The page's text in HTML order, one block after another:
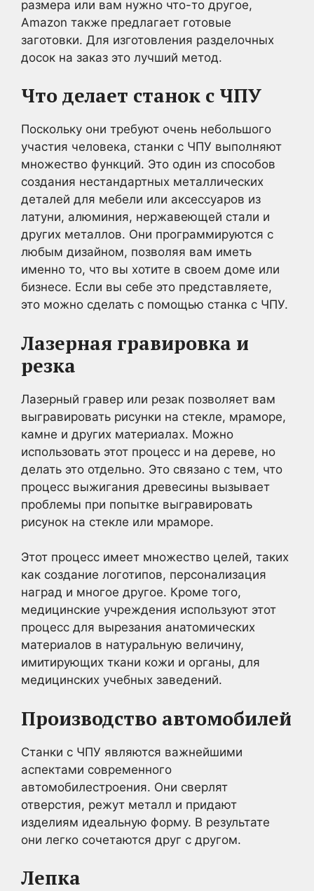
размера или вам нужно что-то другое,
Amazon также предлагает готовые
заготовки. Для изготовления разделочных
досок на заказ это лучший метод.
Что делает станок с ЧПУ
Поскольку они требуют очень небольшого
участия человека, станки с ЧПУ выполняют
множество функций. Это один из способов
создания нестандартных металлических
деталей для мебели или аксессуаров из
латуни, алюминия, нержавеющей стали и
других металлов. Они программируются с
любым дизайном, позволяя вам иметь
именно то, что вы хотите в своем доме или
бизнесе. Если вы себе это представляете,
это можно сделать с помощью станка с ЧПУ.
Лазерная гравировка и
резка
Лазерный гравер или резак позволяет вам
выгравировать рисунки на стекле, мраморе,
камне и других материалах. Можно
использовать этот процесс и на дереве, но
делать это отдельно. Это связано с тем, что
процесс выжигания древесины вызывает
проблемы при попытке выгравировать
рисунок на стекле или мраморе.
Этот процесс имеет множество целей, таких
как создание логотипов, персонализация
наград и многое другое. Кроме того,
медицинские учреждения используют этот
процесс для вырезания анатомических
материалов в натуральную величину,
имитирующих ткани кожи и органы, для
медицинских учебных заведений.
Производство автомобилей
Станки с ЧПУ являются важнейшими
аспектами современного
автомобилестроения. Они сверлят
отверстия, режут металл и придают
изделиям идеальную форму. В результате
они легко сочетаются друг с другом.
Лепка